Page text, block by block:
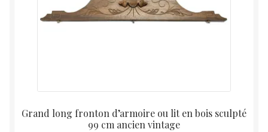
Grand long fronton d’armoire ou lit en bois sculpté
99 cm ancien vintage